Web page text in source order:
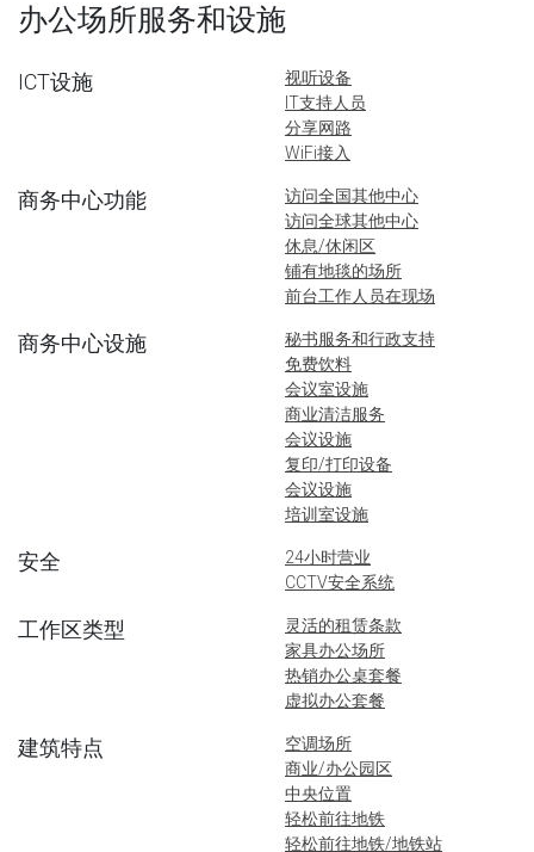
办公场所服务和设施
ICT设施
视听设备
IT支持人员
分享网路
WiFi接入
商务中心功能
访问全国其他中心
访问全球其他中心
休息/休闲区
铺有地毯的场所
前台工作人员在现场
商务中心设施
秘书服务和行政支持
免费饮料
会议室设施
商业清洁服务
会议设施
复印/打印设备
会议设施
培训室设施
安全
24小时营业
CCTV安全系统
工作区类型
灵活的租赁条款
家具办公场所
热销办公桌套餐
虚拟办公套餐
建筑特点
空调场所
商业/办公园区
中央位置
轻松前往地铁
轻松前往地铁/地铁站